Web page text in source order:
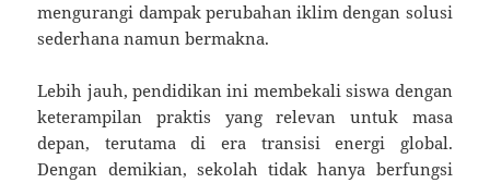
mengurangi dampak perubahan iklim dengan solusi
sederhana namun bermakna.
Lebih jauh, pendidikan ini membekali siswa dengan
keterampilan praktis yang relevan untuk masa
depan, terutama di era transisi energi global.
Dengan demikian, sekolah tidak hanya berfungsi